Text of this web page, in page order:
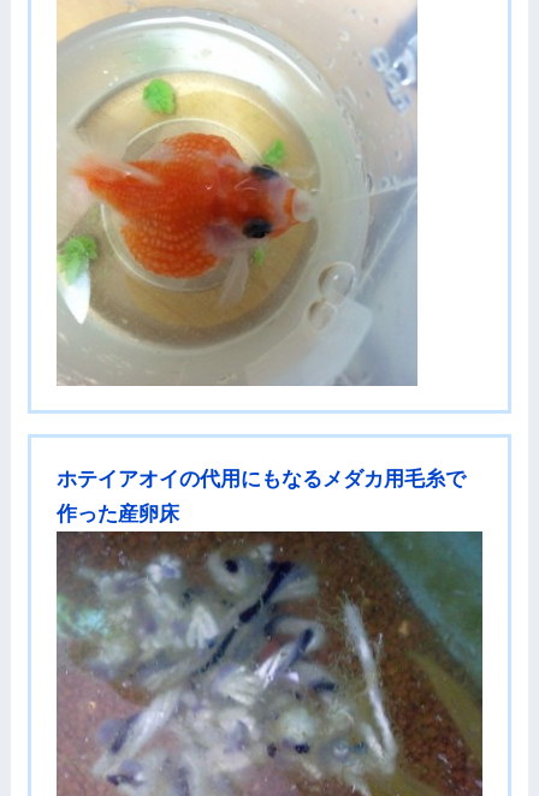
ホテイアオイの代用にもなるメダカ用毛糸で
作った産卵床